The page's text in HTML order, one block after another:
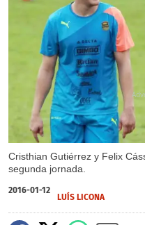
Cristhian Gutiérrez y Felix
segunda jornada.
2016-01-12
LUÍS LICONA